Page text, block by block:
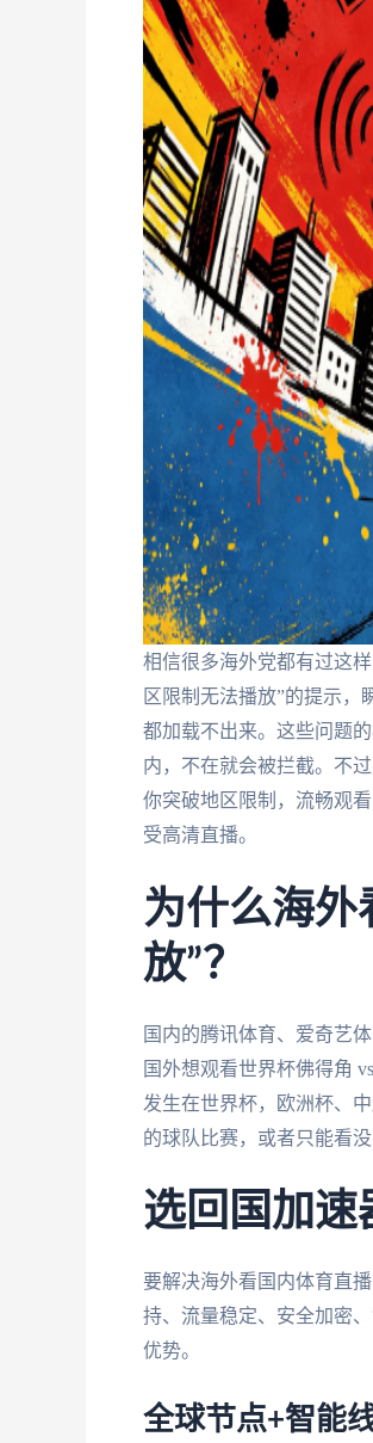
相信很多海外党都有过这
区限制无法播放”的提示，
都加载不出来。这些问题
内，不在就会被拦截。不
你突破地区限制，流畅观
受高清直播。
为什么海外
放”？
国内的腾讯体育、爱奇艺
国外想观看世界杯佛得角
发生在世界杯，欧洲杯、
的球队比赛，或者只能看
选回国加速
要解决海外看国内体育直
持、流量稳定、安全加密
优势。
全球节点+智能